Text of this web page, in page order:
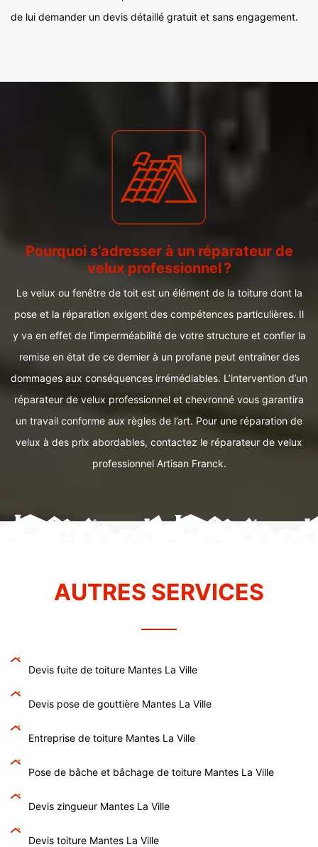
de lui demander un devis détaillé gratuit et sans engagement.
Pourquoi s’adresser à un réparateur de
velux professionnel ?
Le velux ou fenêtre de toit est un élément de la toiture dont la
pose et la réparation exigent des compétences particulières. Il
y va en effet de l’imperméabilité de votre structure et confier la
remise en état de ce dernier à un profane peut entraîner des
dommages aux conséquences irrémédiables. L’intervention d’un
réparateur de velux professionnel et chevronné vous garantira
un travail conforme aux règles de l’art. Pour une réparation de
velux à des prix abordables, contactez le réparateur de velux
professionnel Artisan Franck.
AUTRES SERVICES
Devis fuite de toiture Mantes La Ville
Devis pose de gouttière Mantes La Ville
Entreprise de toiture Mantes La Ville
Pose de bâche et bâchage de toiture Mantes La Ville
Devis zingueur Mantes La Ville
Devis toiture Mantes La Ville